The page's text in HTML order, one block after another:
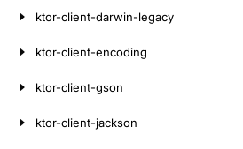
ktor-client-darwin-legacy
ktor-client-encoding
ktor-client-gson
ktor-client-jackson